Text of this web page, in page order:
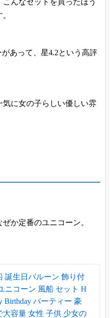
んなセットを買ったほう
あって、星4.2という高評
に女の子らしい優しい雰
か定番のユニコーン。
誕生日バルーン 飾り付
ニコーン 風船 セット H
Birthday パーティー 豪
大容量 女性 子供 少女の